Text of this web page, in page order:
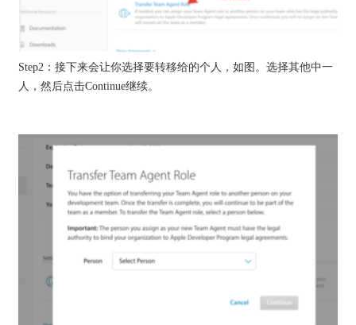
Step2：接下来会让你选择要转移给的个人，如图。选择其他中一
人，然后点击Continue继续。